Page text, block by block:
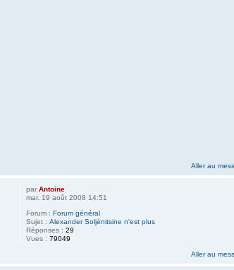
Aller au
parAntoine
mar. 19 août 2008 14:51
Forum :Forum général
Sujet :Alexander Soljénitsine n'est plus
Réponses :29
Vues :79049
Aller au